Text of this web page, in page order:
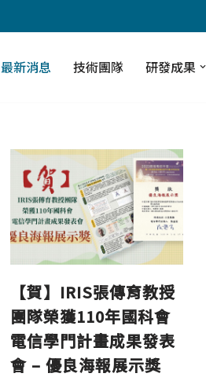
最新消息 技術團隊 研發成果
【賀】IRIS張傳育教授
團隊榮獲110年國科會
電信學門計畫成果發表
會 – 優良海報展示獎